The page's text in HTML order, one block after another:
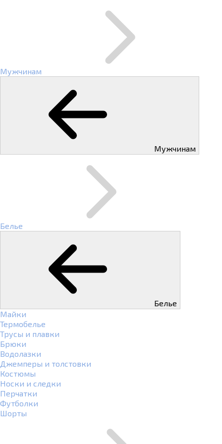
Мужчинам
Мужчинам
Белье
Белье
Майки
Термобелье
Трусы и плавки
Брюки
Водолазки
Джемперы и толстовки
Костюмы
Носки и следки
Перчатки
Футболки
Шорты